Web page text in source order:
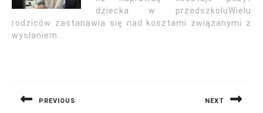
dziecka w przedszkoluWielu
rodziców zastanawia się nad kosztami związanymi z
wysłaniem…
PREVIOUS NEXT